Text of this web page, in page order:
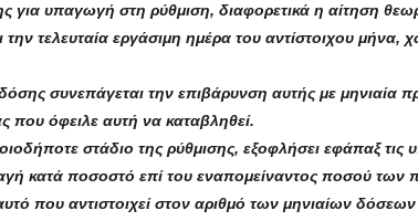
για υπαγωγή στη ρύθμιση, διαφορετικά η αίτηση
τελευταία εργάσιμη ημέρα του αντίστοιχου μήνα,
συνεπάγεται την επιβάρυνση αυτής με μηνιαία
που όφειλε αυτή να καταβληθεί.
στάδιο της ρύθμισης, εξοφλήσει εφάπαξ τις
κατά ποσοστό επί του εναπομείναντος ποσού
που αντιστοιχεί στον αριθμό των μηνιαίων